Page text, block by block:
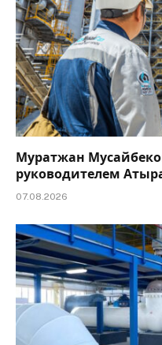
Муратжан
руководителем
07.08.2026